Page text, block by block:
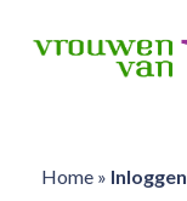
Home» Inloggen